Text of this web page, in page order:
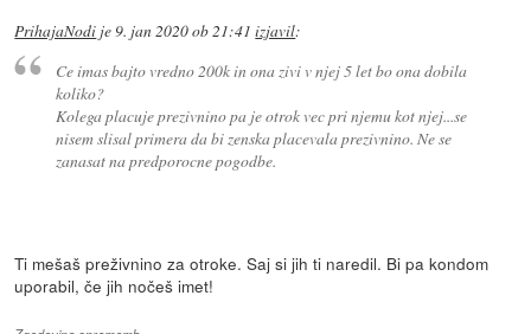
PrihajaNodi je9. jan 2020 ob 21:41 izjavil:
Ce imas bajto vredno 200k in ona zivi v njej 5 let bo ona dobila
koliko?
Kolega placuje prezivnino pa je otrok vec pri njemu kot njej...se
nisem slisal primera da bi zenska placevala prezivnino. Ne se
zanasat na predporocne pogodbe.
Ti mešaš preživnino za otroke. Saj si jih ti naredil. Bi pa kondom
uporabil, če jih nočeš imet!